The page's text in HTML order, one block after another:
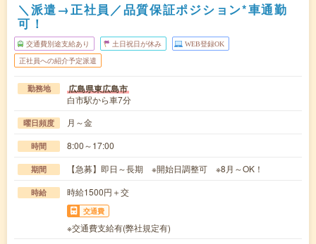
＼派遣→正社員／品質保証ポジション*車通勤
可！
交通費別途支給あり 土日祝日が休み WEB登録OK
正社員への紹介予定派遣
勤務地 広島県東広島市
白市駅から車7分
曜日頻度 月～金
時間 8:00～17:00
期間 【急募】即日～長期 ※開始日調整可 ※8月～OK！
時給 時給1500円＋交
交通費
※交通費支給有(弊社規定有)